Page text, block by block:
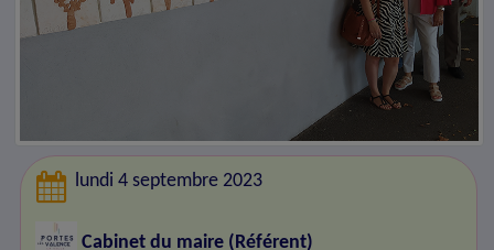
lundi 4 septembre 2023
Cabinet du maire (Référent)